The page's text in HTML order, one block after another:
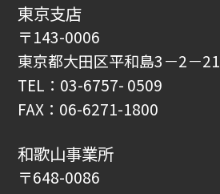
東京支店
〒143-0006
東京都大田区平和島3－2－21
TEL：03-6757- 0509
FAX：06-6271-1800
和歌山事業所
〒648-0086